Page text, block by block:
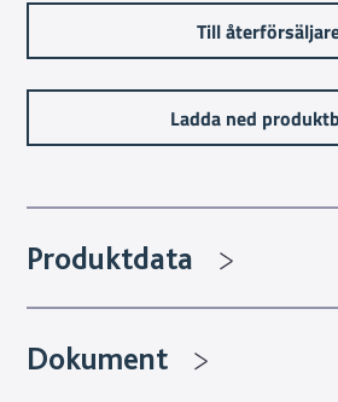
Till
Ladda ned
Produktdata
Dokument